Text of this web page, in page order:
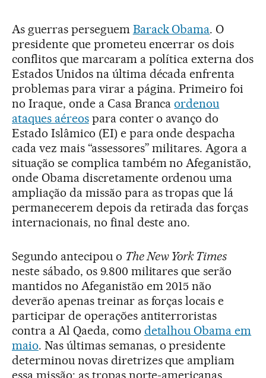
As guerras perseguem Barack Obama. O
presidente que prometeu encerrar os dois
conflitos que marcaram a política externa dos
Estados Unidos na última década enfrenta
problemas para virar a página. Primeiro foi
no Iraque, onde a Casa Brancaordenou
ataques aéreospara conter o avanço do
Estado Islâmico (EI) e para onde despacha
cada vez mais “assessores” militares. Agora a
situação se complica também no Afeganistão,
onde Obama discretamente ordenou uma
ampliação da missão para as tropas que lá
permanecerem depois da retirada das forças
internacionais, no final deste ano.
Segundo antecipou o The New York Times
neste sábado, os 9.800 militares que serão
mantidos no Afeganistão em 2015 não
deverão apenas treinar as forças locais e
participar de operações antiterroristas
contra a Al Qaeda, como detalhou Obama em
maio. Nas últimas semanas, o presidente
determinou novas diretrizes que ampliam
essa missão: as tropas norte-americanas